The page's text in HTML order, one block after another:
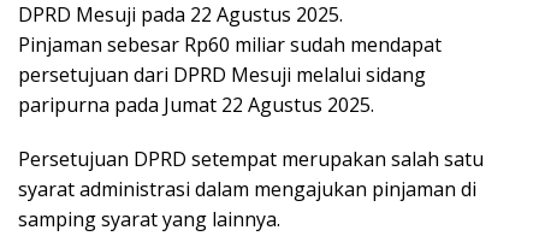
DPRD Mesuji pada 22 Agustus 2025.
Pinjaman sebesar Rp60 miliar sudah mendapat
persetujuan dari DPRD Mesuji melalui sidang
paripurna pada Jumat 22 Agustus 2025.
Persetujuan DPRD setempat merupakan salah satu
syarat administrasi dalam mengajukan pinjaman di
samping syarat yang lainnya.